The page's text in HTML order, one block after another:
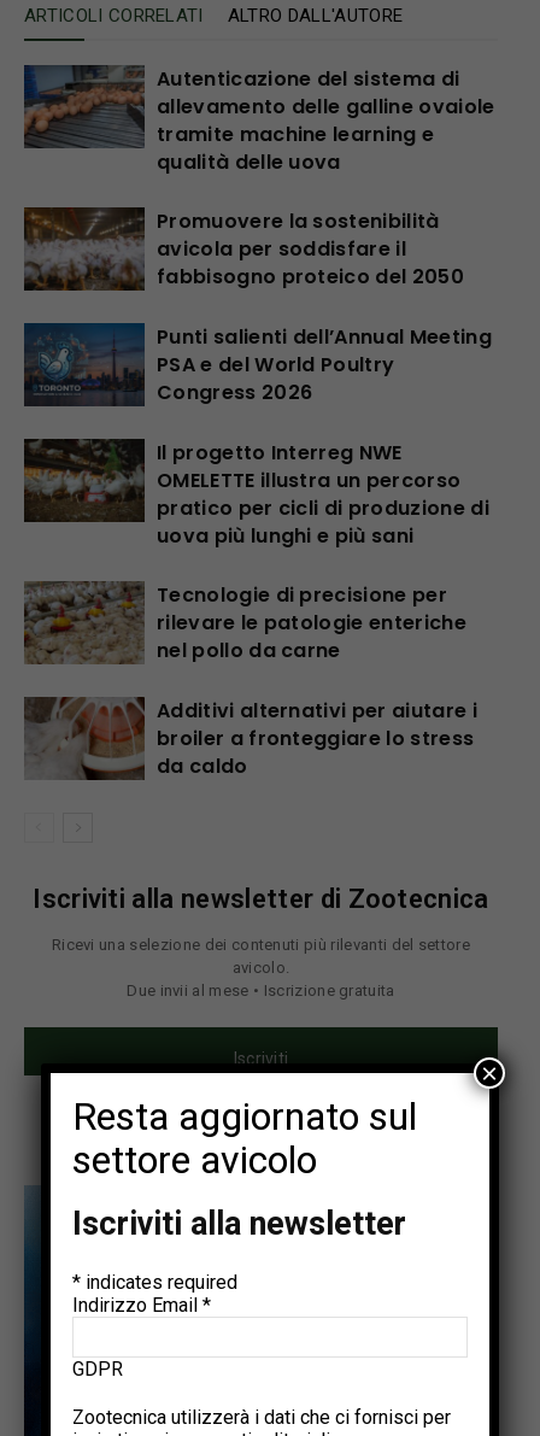
ARTICOLI CORRELATI ALTRO DALL'AUTORE
Autenticazione del sistema di
allevamento delle galline ovaiole
tramite machine learning e
qualità delle uova
Promuovere la sostenibilità
avicola per soddisfare il
fabbisogno proteico del 2050
Punti salienti dell’Annual Meeting
PSA e del World Poultry
Congress 2026
Il progetto Interreg NWE
OMELETTE illustra un percorso
pratico per cicli di produzione di
uova più lunghi e più sani
Tecnologie di precisione per
rilevare le patologie enteriche
nel pollo da carne
Additivi alternativi per aiutare i
broiler a fronteggiare lo stress
da caldo
Iscriviti alla newsletter di Zootecnica
Ricevi una selezione dei contenuti più rilevanti del settore
avicolo.
Due invii al mese • Iscrizione gratuita
Iscriviti
Resta aggiornato sul
settore avicolo
Iscriviti alla newsletter
* indicates required
Indirizzo Email *
GDPR
Zootecnica utilizzerà i dati che ci fornisci per
×